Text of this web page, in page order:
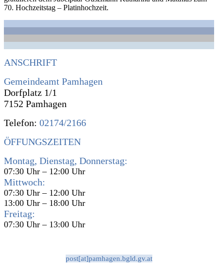
70. Hochzeitstag – Platinhochzeit.
ANSCHRIFT
Gemeindeamt Pamhagen
Dorfplatz 1/1
7152 Pamhagen
Telefon: 02174/2166
ÖFFUNGSZEITEN
Montag, Dienstag, Donnerstag:
07:30 Uhr – 12:00 Uhr
Mittwoch:
07:30 Uhr – 12:00 Uhr
13:00 Uhr – 18:00 Uhr
Freitag:
07:30 Uhr – 13:00 Uhr
post[at]pamhagen.bgld.gv.at